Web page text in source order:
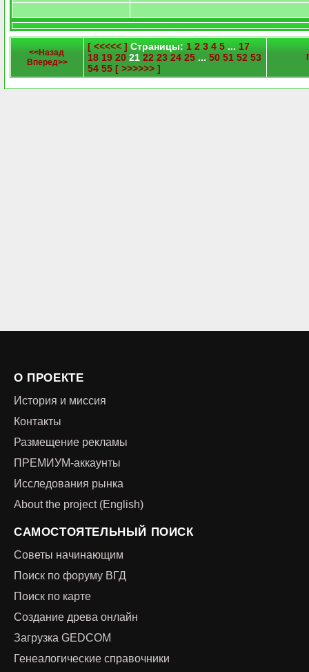
<<Назад
Вперед>>
[ <<<<< ] Страницы: 1 2 3 4 5 ... 17
18 19 20 21 22 23 24 25 ... 50 51 52 53
54 55 [ >>>>>> ]
О ПРОЕКТЕ
История и миссия
Контакты
Размещение рекламы
ПРЕМИУМ-аккаунты
Исследования рынка
About the project (English)
САМОСТОЯТЕЛЬНЫЙ ПОИСК
Советы начинающим
Поиск по форуму ВГД
Поиск по карте
Создание древа онлайн
Загрузка GEDCOM
Генеалогические справочники